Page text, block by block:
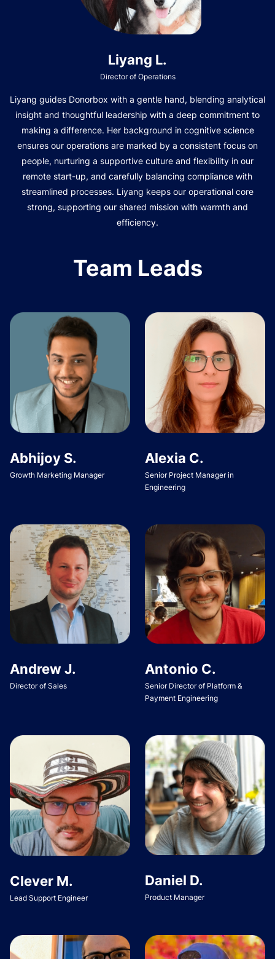
Liyang L.
Director of Operations
Liyang guides Donorbox with a gentle hand, blending analytical
insight and thoughtful leadership with a deep commitment to
making a difference. Her background in cognitive science
ensures our operations are marked by a consistent focus on
people, nurturing a supportive culture and flexibility in our
remote start-up, and carefully balancing compliance with
streamlined processes. Liyang keeps our operational core
strong, supporting our shared mission with warmth and
efficiency.
Team Leads
Abhijoy S.
Growth Marketing Manager
Alexia C.
Senior Project Manager in
Engineering
Andrew J.
Director of Sales
Antonio C.
Senior Director of Platform &
Payment Engineering
Clever M.
Lead Support Engineer
Daniel D.
Product Manager